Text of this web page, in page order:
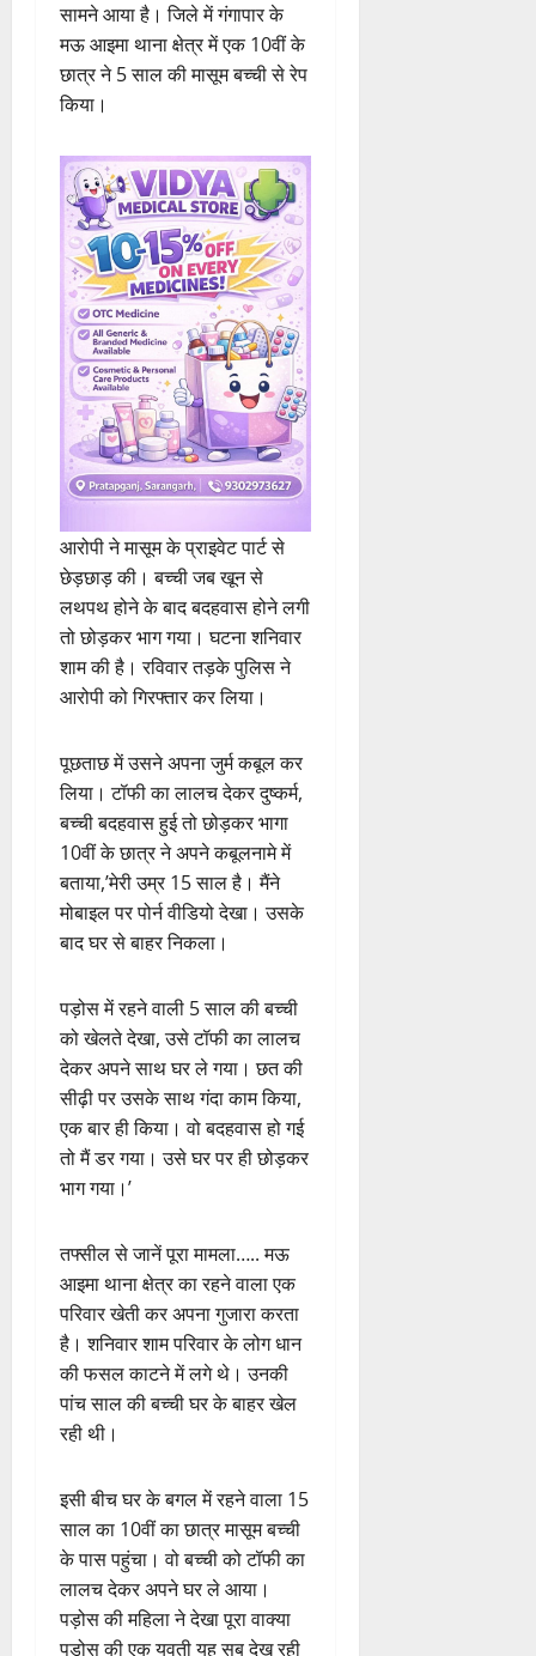
सामने आया है। जिले में गंगापार के
मऊ आइमा थाना क्षेत्र में एक 10वीं के
छात्र ने 5 साल की मासूम बच्ची से रेप
किया।
आरोपी ने मासूम के प्राइवेट पार्ट से
छेड़छाड़ की। बच्ची जब खून से
लथपथ होने के बाद बदहवास होने लगी
तो छोड़कर भाग गया। घटना शनिवार
शाम की है। रविवार तड़के पुलिस ने
आरोपी को गिरफ्तार कर लिया।
पूछताछ में उसने अपना जुर्म कबूल कर
लिया। टॉफी का लालच देकर दुष्कर्म,
बच्ची बदहवास हुई तो छोड़कर भागा
10वीं के छात्र ने अपने कबूलनामे में
बताया,’मेरी उम्र 15 साल है। मैंने
मोबाइल पर पोर्न वीडियो देखा। उसके
बाद घर से बाहर निकला।
पड़ोस में रहने वाली 5 साल की बच्ची
को खेलते देखा, उसे टॉफी का लालच
देकर अपने साथ घर ले गया। छत की
सीढ़ी पर उसके साथ गंदा काम किया,
एक बार ही किया। वो बदहवास हो गई
तो मैं डर गया। उसे घर पर ही छोड़कर
भाग गया।’
तफ्सील से जानें पूरा मामला….. मऊ
आइमा थाना क्षेत्र का रहने वाला एक
परिवार खेती कर अपना गुजारा करता
है। शनिवार शाम परिवार के लोग धान
की फसल काटने में लगे थे। उनकी
पांच साल की बच्ची घर के बाहर खेल
रही थी।
इसी बीच घर के बगल में रहने वाला 15
साल का 10वीं का छात्र मासूम बच्ची
के पास पहुंचा। वो बच्ची को टॉफी का
लालच देकर अपने घर ले आया।
पड़ोस की महिला ने देखा पूरा वाक्या
पड़ोस की एक युवती यह सब देख रही